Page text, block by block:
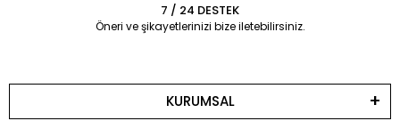
7 / 24 DESTEK
Öneri ve şikayetlerinizi bize iletebilirsiniz.
KURUMSAL